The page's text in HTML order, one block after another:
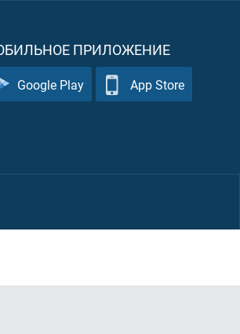
ПРИЛОЖЕНИЕ
Google Play App Store